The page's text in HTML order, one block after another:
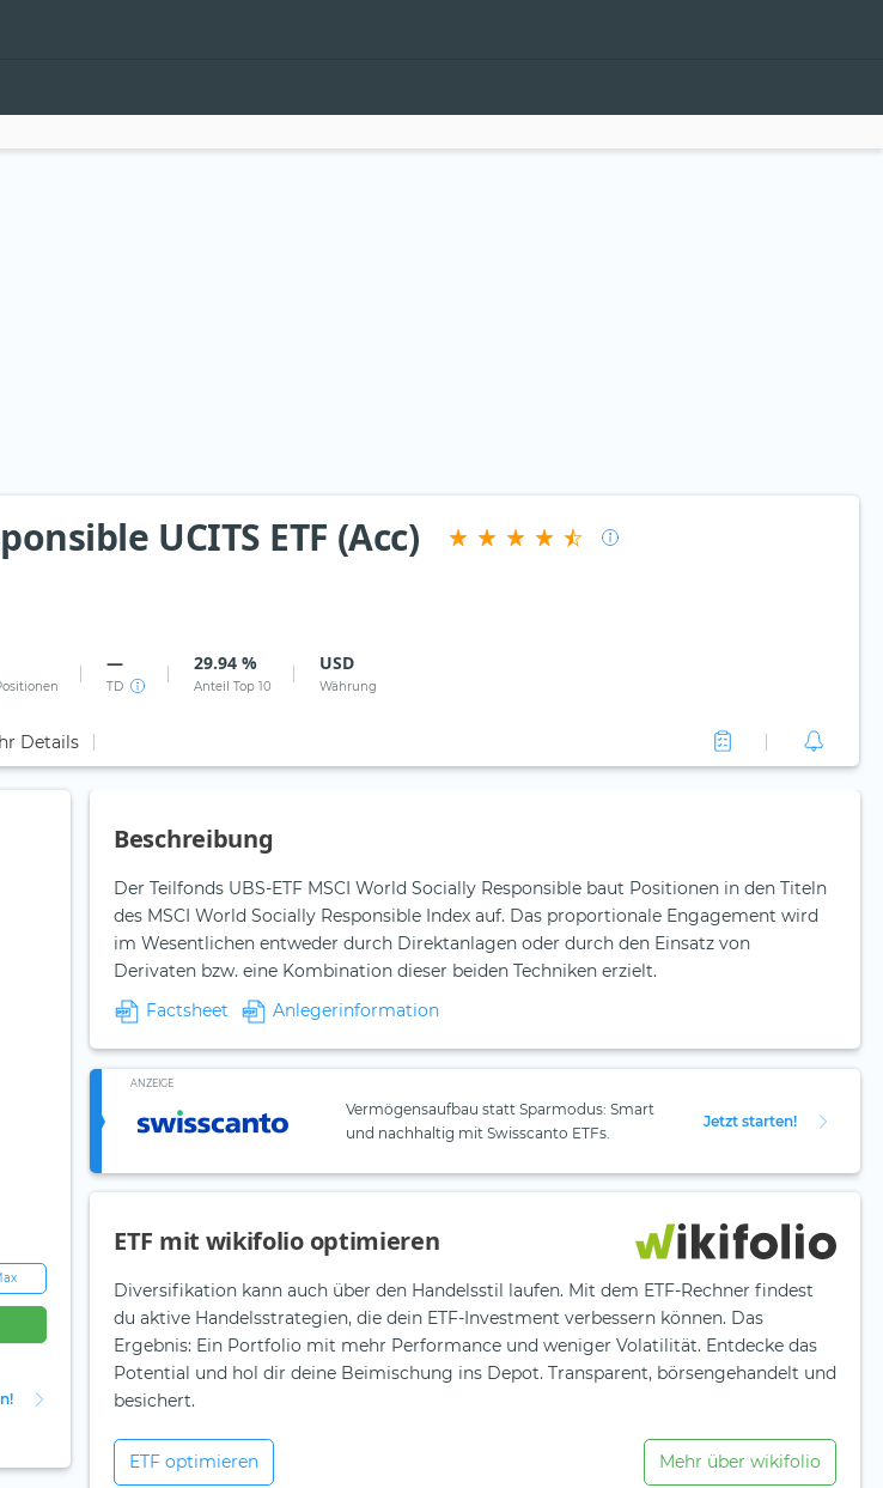
UCITS ETF (Acc)
—
TD
29.94 %
Anteil Top 10
USD
Währung
Details
Beschreibung
Der Teilfonds UBS-ETF MSCI World Socially Responsible baut Positionen in den Titeln
des MSCI World Socially Responsible Index auf. Das proportionale Engagement wird
im Wesentlichen entweder durch Direktanlagen oder durch den Einsatz von
Derivaten bzw. eine Kombination dieser beiden Techniken erzielt.
Factsheet
Anlegerinformation
ANZEIGE
Vermögensaufbau statt Sparmodus: Smart
und nachhaltig mit Swisscanto ETFs.
Jetzt starten!
ETF mit wikifolio optimieren
Diversifikation kann auch über den Handelsstil laufen. Mit dem ETF-Rechner findest
du aktive Handelsstrategien, die dein ETF-Investment verbessern können. Das
Ergebnis: Ein Portfolio mit mehr Performance und weniger Volatilität. Entdecke das
Potential und hol dir deine Beimischung ins Depot. Transparent, börsengehandelt und
besichert.
ETF optimieren Mehr über wikifolio